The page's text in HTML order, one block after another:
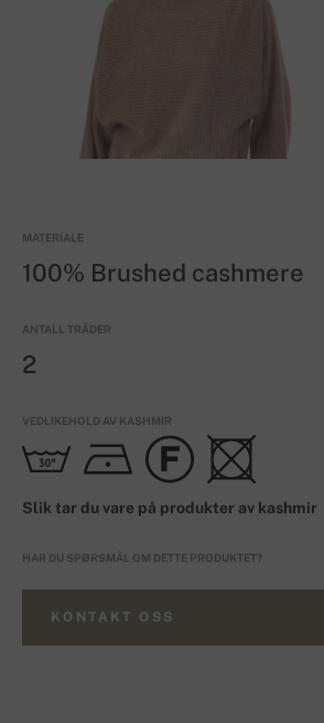
MATERIALE
100% Brushed cashmere
ANTALL TRÅDER
2
VEDLIKEHOLD AV KASHMIR
Slik tar du vare på produkter av kashmir
HAR DU SPØRSMÅL OM DETTE PRODUKTET?
KONTAKT OSS